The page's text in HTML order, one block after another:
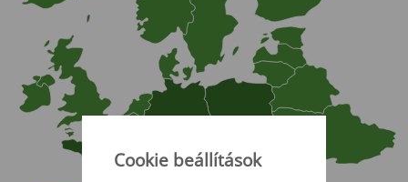
Cookie beállítások